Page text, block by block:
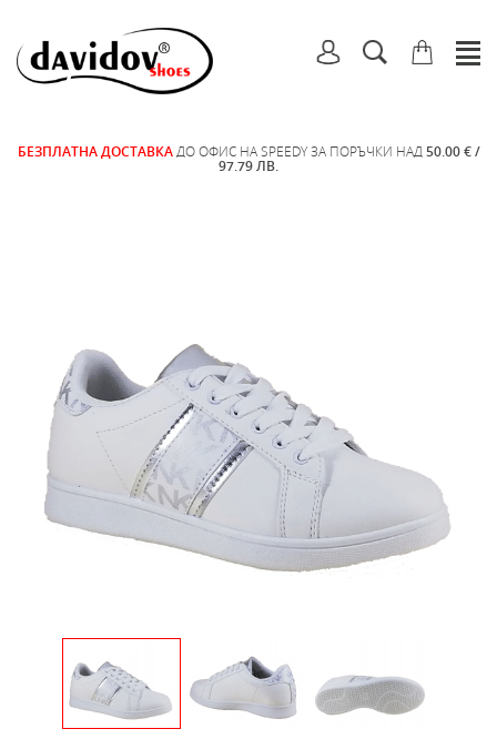
БЕЗПЛАТНА ДОСТАВКА ДО ОФИС НА SPEEDY ЗА ПОРЪЧКИ НАД 50.00 € /
97.79 ЛВ.